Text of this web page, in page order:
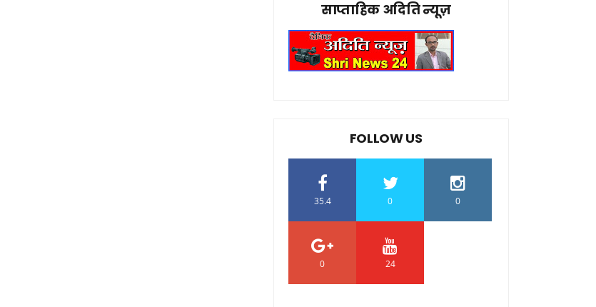
साप्ताहिक अदिति न्यूज़
FOLLOW US
35.4 0 0
0 24